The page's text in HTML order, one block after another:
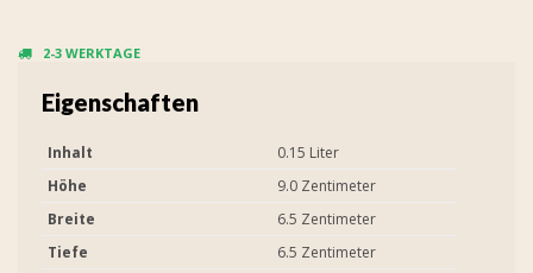
2-3 WERKTAGE
Eigenschaften
Inhalt
0.15 Liter
Höhe
9.0 Zentimeter
Breite
6.5 Zentimeter
Tiefe
6.5 Zentimeter